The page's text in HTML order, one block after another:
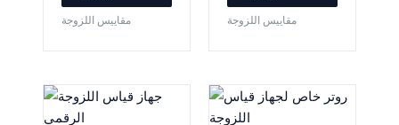
مقاييس اللزوجة مقاييس اللزوجة